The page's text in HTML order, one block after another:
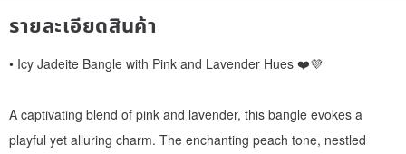
รายละเอียดสินค้า
• Icy Jadeite Bangle with Pink and Lavender Hues ❤️💜
A captivating blend of pink and lavender, this bangle evokes a
playful yet alluring charm. The enchanting peach tone, nestled